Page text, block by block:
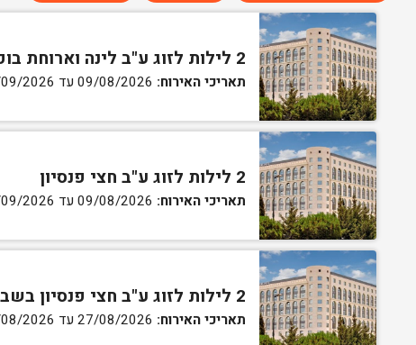
2 לילות לזוג ע"ב לינה וארוחת בוקר
תאריכי האירוח:
2 לילות לזוג ע"ב חצי פנסיון
תאריכי האירוח:
2 לילות לזוג ע"ב חצי פנסיון בשבת עזיבה בשעה 16:00
תאריכי האירוח: